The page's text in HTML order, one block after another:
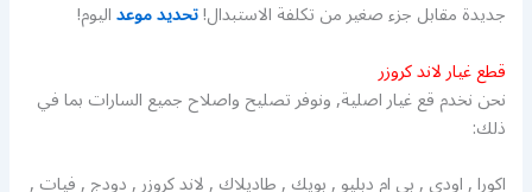
جديدة مقابل جزء صغير من تكلفة الاستبدال!تحديد موعداليوم!
قطع غيار لاند كروزر
نحن نخدم قع غيار اصلية, ونوفر تصليح واصلاح جميع السارات بما في
ذلك:
اكورا , اودي , بي ام دبليو , بويك , طاديلاك , لاند كروزر , دودج , فيات ,